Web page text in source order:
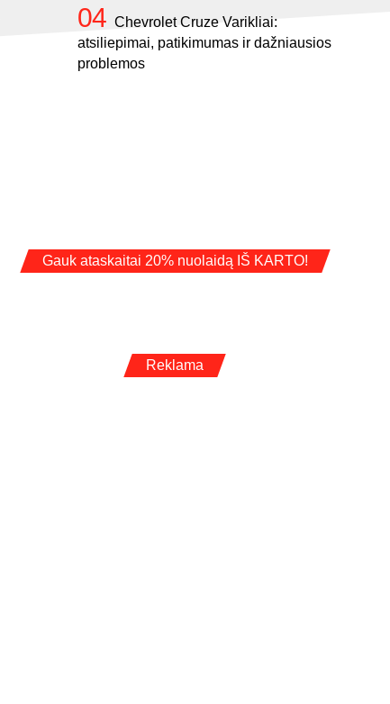
Chevrolet Cruze Varikliai:
atsiliepimai, patikimumas ir dažniausios
problemos
Gauk ataskaitai 20% nuolaidą IŠ KARTO!
Reklama